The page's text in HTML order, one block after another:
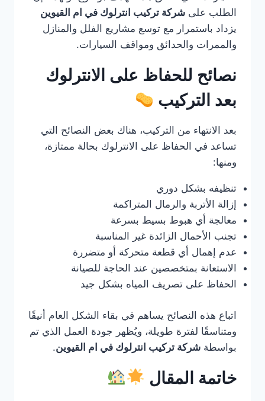
الطلب على شركة تركيب انترلوك في ام القيوين
يزداد باستمرار مع توسع مشاريع الفلل والمنازل
والممرات والحدائق ومواقف السيارات.
نصائح للحفاظ على الانترلوك
بعد التركيب
بعد الانتهاء من التركيب، هناك بعض النصائح التي
تساعد في الحفاظ على الانترلوك بحالة ممتازة،
ومنها:
تنظيفه بشكل دوري
إزالة الأتربة والرمال المتراكمة
معالجة أي هبوط بسيط بسرعة
تجنب الأحمال الزائدة غير المناسبة
عدم إهمال أي قطعة متحركة أو متضررة
الاستعانة بمتخصصين عند الحاجة للصيانة
الحفاظ على تصريف المياه بشكل جيد
اتباع هذه النصائح يساهم في بقاء الشكل العام أنيقًا
ومتناسقًا لفترة طويلة، ويُظهر جودة العمل الذي تم
بواسطة شركة تركيب انترلوك في ام القيوين.
خاتمة المقال